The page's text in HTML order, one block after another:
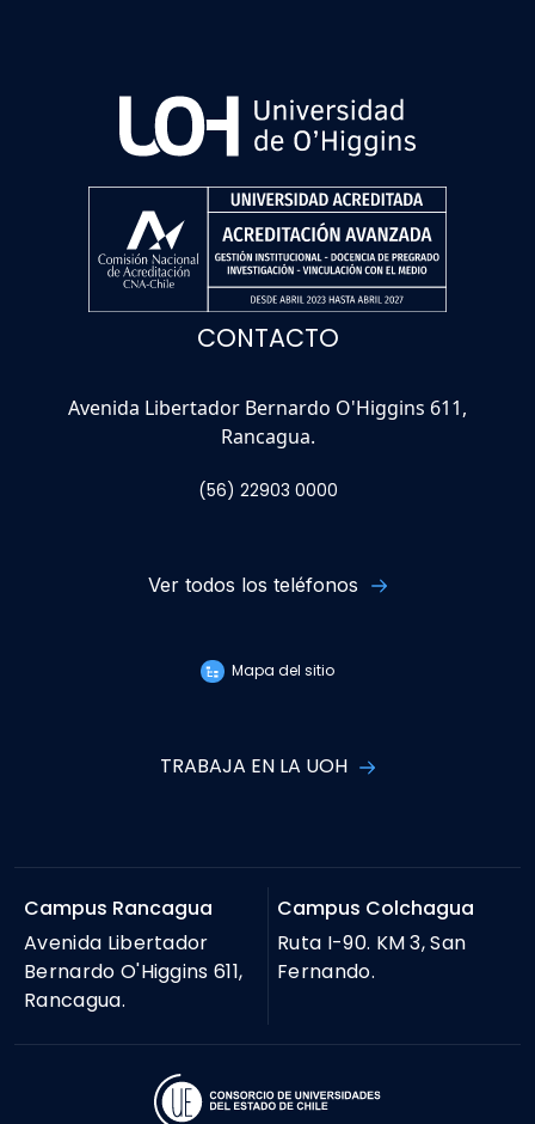
CONTACTO
Avenida Libertador Bernardo O'Higgins 611,
Rancagua.
(56) 22903 0000
Ver todos los teléfonos
Mapa del sitio
TRABAJA EN LA UOH
Campus Rancagua
Avenida Libertador
Bernardo O'Higgins 611,
Rancagua.
Campus Colchagua
Ruta I-90. KM 3, San
Fernando.